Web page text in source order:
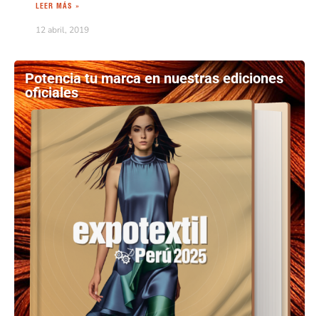
LEER MÁS »
12 abril, 2019
Potencia tu marca en nuestras ediciones
oficiales